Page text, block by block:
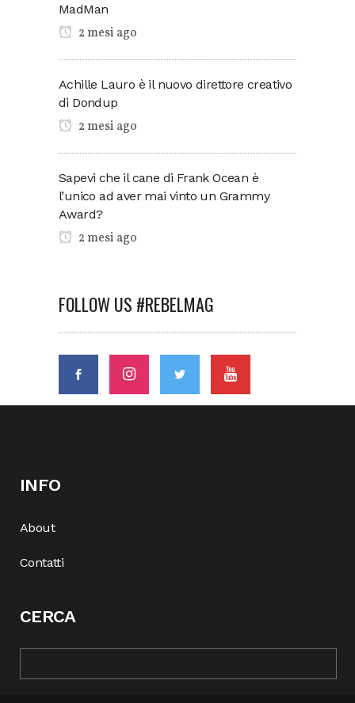
MadMan
2 mesi ago
Achille Lauro è il nuovo direttore creativo
di Dondup
2 mesi ago
Sapevi che il cane di Frank Ocean è
l’unico ad aver mai vinto un Grammy
Award?
2 mesi ago
FOLLOW US #REBELMAG
INFO
About
Contatti
CERCA